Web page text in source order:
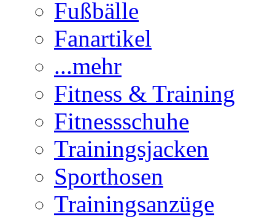
Fußbälle
Fanartikel
...mehr
Fitness & Training
Fitnessschuhe
Trainingsjacken
Sporthosen
Trainingsanzüge